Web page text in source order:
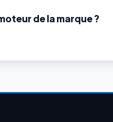
de la marque ?